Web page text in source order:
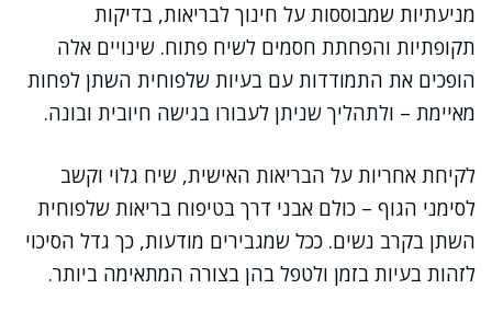
מניעתיות שמבוססות על חינוך לבריאות, בדיקות
תקופתיות והפחתת חסמים לשיח פתוח. שינויים אלה
הופכים את התמודדות עם בעיות שלפוחית השתן לפחות
מאיימת – ולתהליך שניתן לעבורו בגישה חיובית ובונה.
לקיחת אחריות על הבריאות האישית, שיח גלוי וקשב
לסימני הגוף – כולם אבני דרך בטיפוח בריאות שלפוחית
השתן בקרב נשים. ככל שמגבירים מודעות, כך גדל הסיכוי
לזהות בעיות בזמן ולטפל בהן בצורה המתאימה ביותר.